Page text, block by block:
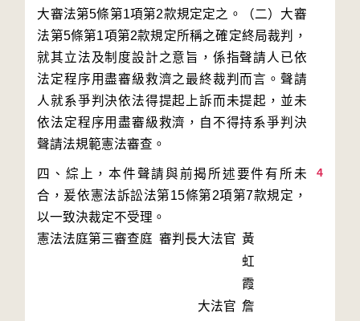
大審法第5條第1項第2款規定定之。（二）大審
法第5條第1項第2款規定所稱之確定終局裁判，
就其立法及制度設計之意旨，係指聲請人已依
法定程序用盡審級救濟之最終裁判而言。聲請
人就系爭判決依法得提起上訴而未提起，並未
依法定程序用盡審級救濟，自不得持系爭判決
4
四、綜上，本件聲請與前揭所述要件有所未
合，爰依憲法訴訟法第15條第2項第7款規定，
以一致決裁定不受理。
憲法法庭第三審查庭 審判長大法官 黃
虹
霞
大法官 詹